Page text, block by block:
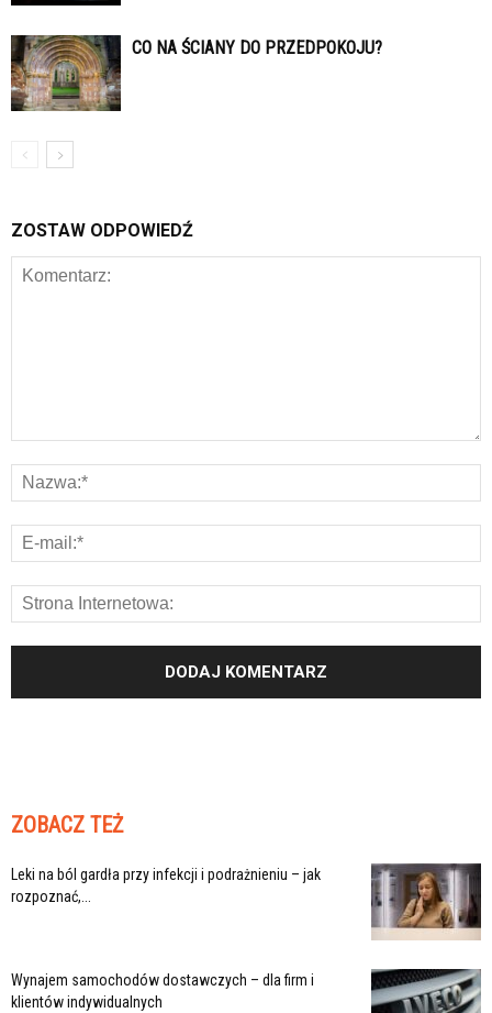
CO NA ŚCIANY DO PRZEDPOKOJU?
ZOSTAW ODPOWIEDŹ
ZOBACZ TEŻ
Leki na ból gardła przy infekcji i podrażnieniu – jak
rozpoznać,...
Wynajem samochodów dostawczych – dla firm i
klientów indywidualnych